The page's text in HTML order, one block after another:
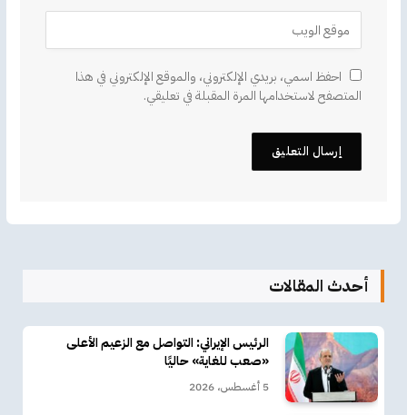
احفظ اسمي، بريدي الإلكتروني، والموقع الإلكتروني في هذا
المتصفح لاستخدامها المرة المقبلة في تعليقي.
أحدث المقالات
الرئيس الإيراني: التواصل مع الزعيم الأعلى
«صعب للغاية» حاليًا
5 أغسطس، 2026